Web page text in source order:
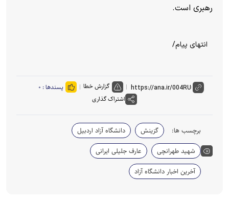
رهبری است.
انتهای پیام/
گزارش خطا پسندها : ۰
اشتراک گذاری
برچسب ها: گزینش
دانشگاه آزاد اردبیل
شهید طهرانچی
عارف جلیلی ایرانی
آخرین اخبار دانشگاه آزاد